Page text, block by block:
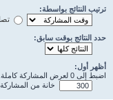
ترتيب النتائج بواسطة:
حدد النتائج بوقت سابق:
أظهر أول:
اضبط إلى 0 لعرض المشاركة كاملة.
خانة من المشاركة